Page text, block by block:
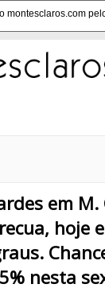
montesclaros.com
em M.
hoje
nesta